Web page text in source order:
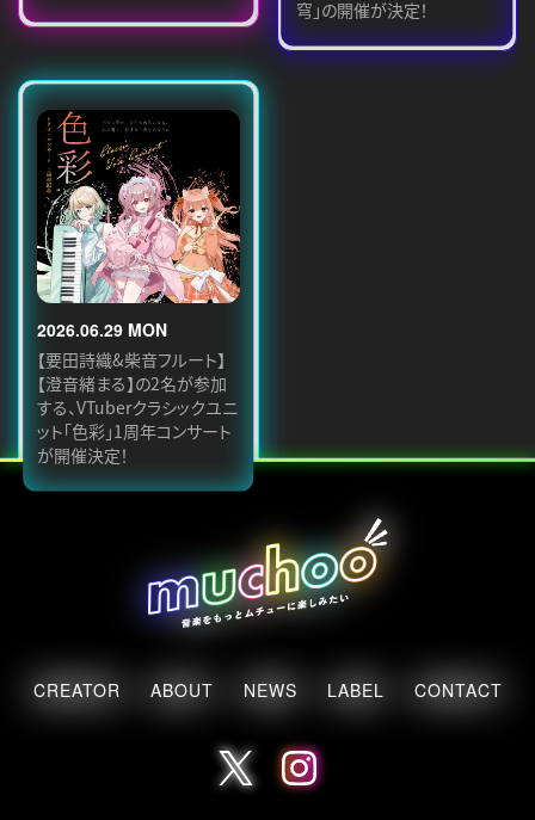
穹」の開催が決定！
2026.06.29 MON
【要田詩織&柴音フルート】
【澄音緒まる】の2名が参加
する、VTuberクラシックユニ
ット「色彩」1周年コンサート
が開催決定！
CREATOR ABOUT NEWS LABEL CONTACT